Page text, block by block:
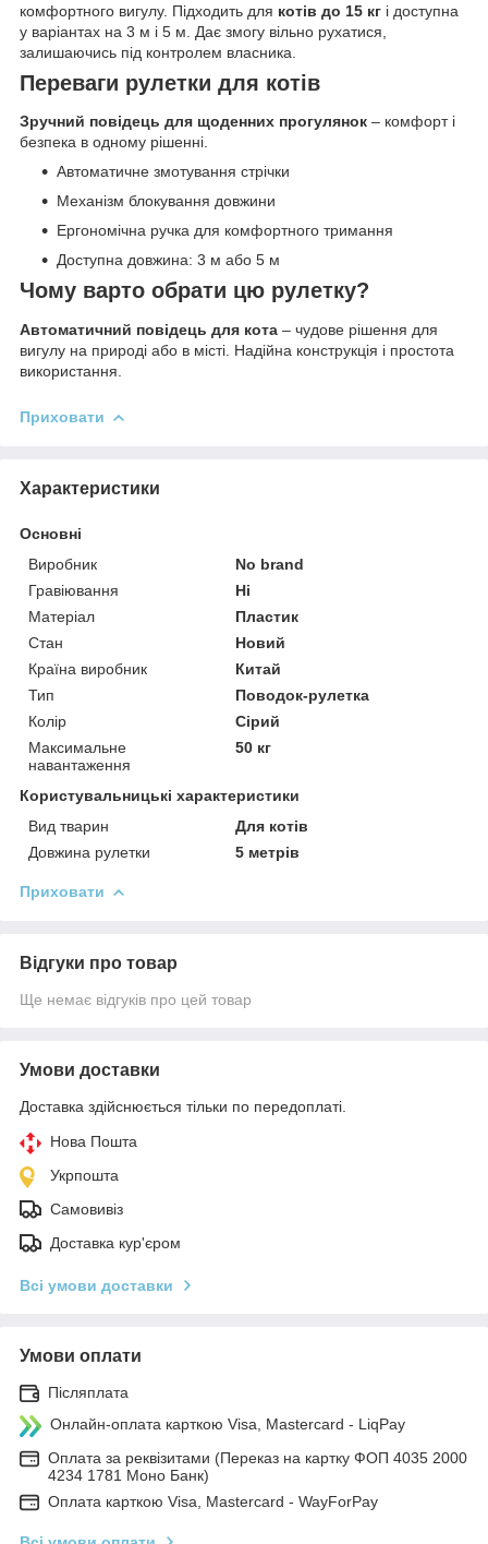
комфортного вигулу. Підходить для котів до 15 кг і доступна
у варіантах на 3 м і 5 м. Дає змогу вільно рухатися,
залишаючись під контролем власника.
Переваги рулетки для котів
Зручний повідець для щоденних прогулянок – комфорт і
безпека в одному рішенні.
Автоматичне змотування стрічки
Механізм блокування довжини
Ергономічна ручка для комфортного тримання
Доступна довжина: 3 м або 5 м
Чому варто обрати цю рулетку?
Автоматичний повідець для кота – чудове рішення для
вигулу на природі або в місті. Надійна конструкція і простота
використання.
Приховати
Характеристики
Основні
Виробник
No brand
Гравіювання
Ні
Матеріал
Пластик
Стан
Новий
Країна виробник
Китай
Тип
Поводок-рулетка
Колір
Сірий
Максимальне
навантаження
50 кг
Користувальницькі характеристики
Вид тварин
Для котів
Довжина рулетки
5 метрів
Приховати
Відгуки про товар
Ще немає відгуків про цей товар
Умови доставки
Доставка здійснюється тільки по передоплаті.
Нова Пошта
Укрпошта
Самовивіз
Доставка кур'єром
Всі умови доставки
Умови оплати
Післяплата
Онлайн-оплата карткою Visa, Mastercard - LiqPay
Оплата за реквізитами (Переказ на картку ФОП 4035 2000
4234 1781 Моно Банк)
Оплата карткою Visa, Mastercard - WayForPay